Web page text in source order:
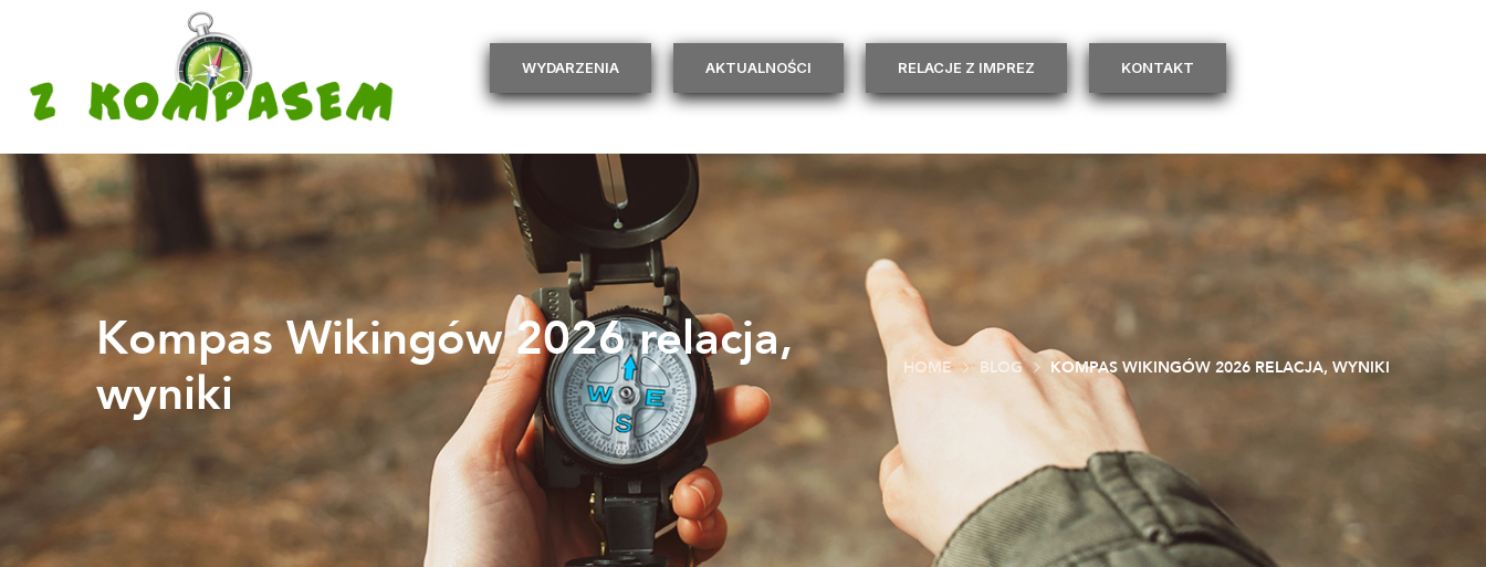
WYDARZENIA AKTUALNOŚCI RELACJE Z IMPREZ KONTAKT
Kompas Wikingów 2026 relacja,
wyniki
HOME BLOG KOMPAS WIKINGÓW 2026 RELACJA, WYNIKI